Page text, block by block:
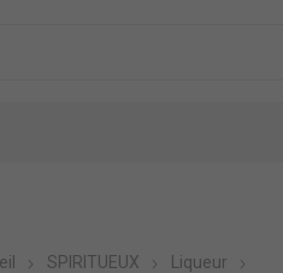
SPIRITUEUX
Liqueur